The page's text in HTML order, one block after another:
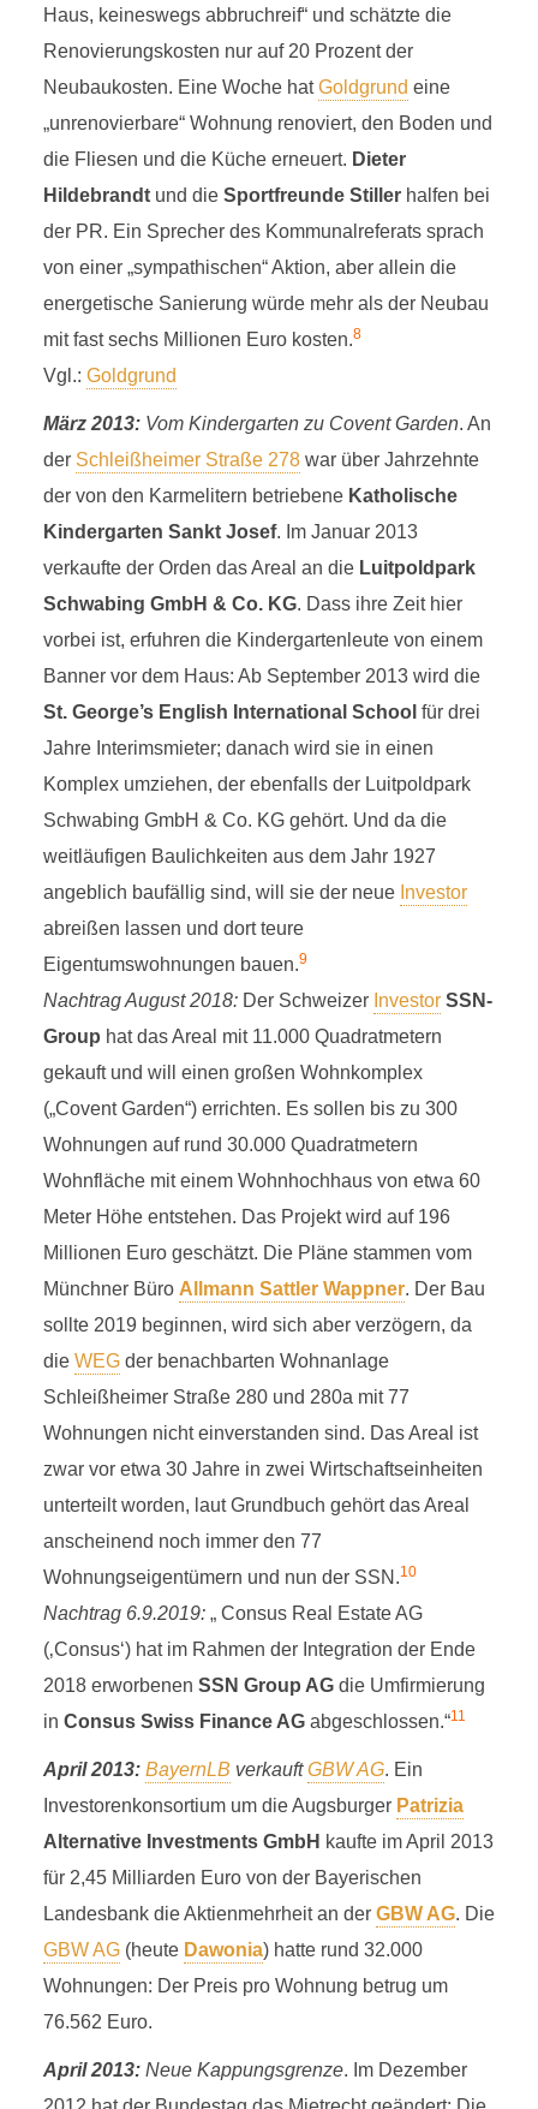
Haus, keineswegs abbruchreif“ und schätzte die
Renovierungskosten nur auf 20 Prozent der
Neubaukosten. Eine Woche hatGoldgrund eine
„unrenovierbare“ Wohnung renoviert, den Boden und
die Fliesen und die Küche erneuert. Dieter
Hildebrandtund die Sportfreunde Stillerhalfen bei
der PR. Ein Sprecher des Kommunalreferats sprach
von einer „sympathischen“ Aktion, aber allein die
energetische Sanierung würde mehr als der Neubau
mit fast sechs Millionen Euro kosten.8
Vgl.: Goldgrund
März 2013:Vom Kindergarten zu Covent Garden. An
der Schleißheimer Straße 278war über Jahrzehnte
der von den Karmelitern betriebene Katholische
Kindergarten Sankt Josef. Im Januar 2013
verkaufte der Orden das Areal an die Luitpoldpark
Schwabing GmbH & Co. KG. Dass ihre Zeit hier
vorbei ist, erfuhren die Kindergartenleute von einem
Banner vor dem Haus: Ab September 2013 wird die
St. George’s English International School für drei
Jahre Interimsmieter; danach wird sie in einen
Komplex umziehen, der ebenfalls der Luitpoldpark
Schwabing GmbH & Co. KG gehört. Und da die
weitläufigen Baulichkeiten aus dem Jahr 1927
angeblich baufällig sind, will sie der neue Investor
abreißen lassen und dort teure
Eigentumswohnungen bauen.9
Nachtrag August 2018:Der Schweizer Investor SSN-
Group hat das Areal mit 11.000 Quadratmetern
gekauft und will einen großen Wohnkomplex
(„Covent Garden“) errichten. Es sollen bis zu 300
Wohnungen auf rund 30.000 Quadratmetern
Wohnfläche mit einem Wohnhochhaus von etwa 60
Meter Höhe entstehen. Das Projekt wird auf 196
Millionen Euro geschätzt. Die Pläne stammen vom
Münchner Büro Allmann Sattler Wappner. Der Bau
sollte 2019 beginnen, wird sich aber verzögern, da
die WEGder benachbarten Wohnanlage
Schleißheimer Straße 280 und 280a mit 77
Wohnungen nicht einverstanden sind. Das Areal ist
zwar vor etwa 30 Jahre in zwei Wirtschaftseinheiten
unterteilt worden, laut Grundbuch gehört das Areal
anscheinend noch immer den 77
Wohnungseigentümern und nun der SSN.10
Nachtrag 6.9.2019:„ Consus Real Estate AG
(‚Consus‘) hat im Rahmen der Integration der Ende
2018 erworbenen SSN Group AGdie Umfirmierung
in Consus Swiss Finance AGabgeschlossen.“11
April 2013: BayernLB verkauftGBW AG. Ein
Investorenkonsortium um die Augsburger Patrizia
Alternative Investments GmbH kaufte im April 2013
für 2,45 Milliarden Euro von der Bayerischen
Landesbank die Aktienmehrheit an der GBW AG. Die
GBW AG(heute Dawonia) hatte rund 32.000
Wohnungen: Der Preis pro Wohnung betrug um
76.562 Euro.
April 2013:Neue Kappungsgrenze. Im Dezember